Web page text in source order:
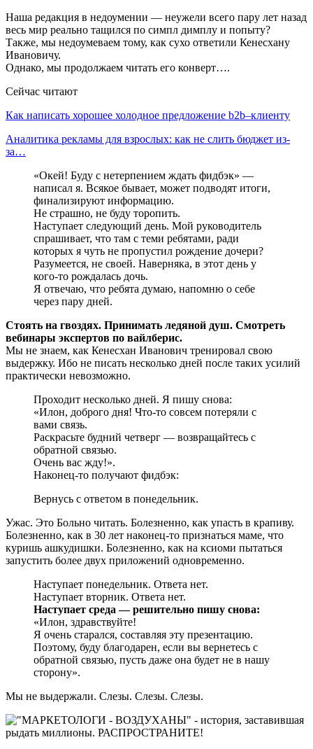
Наша редакция в недоумении — неужели всего пару лет назад
весь мир реально тащился по симпл димплу и попыту?
Также, мы недоумеваем тому, как сухо ответили Кенесхану
Ивановичу.
Однако, мы продолжаем читать его конверт….
Сейчас читают
Как написать хорошее холодное предложение b2b–клиенту
Аналитика рекламы для взрослых: как не слить бюджет из-
за…
«Окей! Буду с нетерпением ждать фидбэк» —
написал я. Всякое бывает, может подводят итоги,
финализируют информацию.
Не страшно, не буду торопить.
Наступает следующий день. Мой руководитель
спрашивает, что там с теми ребятами, ради
которых я чуть не пропустил рождение дочери?
Разумеется, не своей. Наверняка, в этот день у
кого-то рождалась дочь.
Я отвечаю, что ребята думаю, напомню о себе
через пару дней.
Стоять на гвоздях. Принимать ледяной душ. Смотреть
вебинары экспертов по вайлберис.
Мы не знаем, как Кенесхан Иванович тренировал свою
выдержку. Ибо не писать несколько дней после таких усилий
практически невозможно.
Проходит несколько дней. Я пишу снова:
«Илон, доброго дня! Что-то совсем потеряли с
вами связь.
Раскрасьте будний четверг — возвращайтесь с
обратной связью.
Очень вас жду!».
Наконец-то получают фидбэк:
Вернусь с ответом в понедельник.
Ужас. Это Больно читать. Болезненно, как упасть в крапиву.
Болезненно, как в 30 лет наконец-то признаться маме, что
куришь ашкудишки. Болезненно, как на ксиоми пытаться
запустить более двух приложений одновременно.
Наступает понедельник. Ответа нет.
Наступает вторник. Ответа нет.
Наступает среда — решительно пишу снова:
«Илон, здравствуйте!
Я очень старался, составляя эту презентацию.
Поэтому, буду благодарен, если вы вернетесь с
обратной связью, пусть даже она будет не в нашу
сторону».
Мы не выдержали. Слезы. Слезы. Слезы.